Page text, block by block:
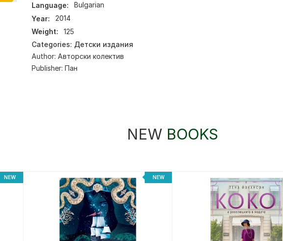
Language:
Bulgarian
Year:
2014
Weight:
125
Categories: Детски издания
Author: Авторски колектив
Publisher: Пан
NEW BOOKS
NEW NEW